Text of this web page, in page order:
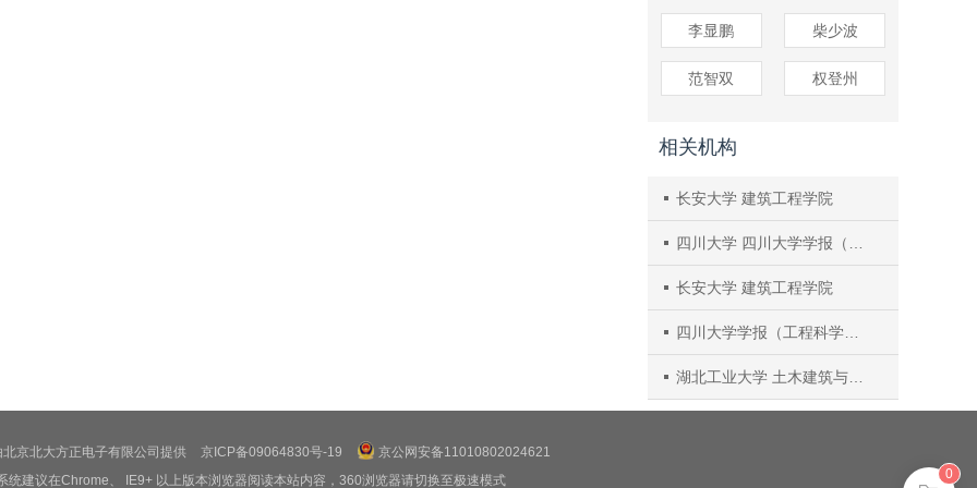
李显鹏 柴少波
范智双 权登州
相关机构
长安大学 建筑工程学院
四川大学 四川大学学报（工程科学版）编辑部
长安大学 建筑工程学院
四川大学学报（工程科学版）编辑部
湖北工业大学 土木建筑与环境学院
京北大方正电子有限公司提供 京ICP备09064830号-19
京公网安备11010802024621
统建议在Chrome、 IE9+ 以上版本浏览器阅读本站内容，360浏览器请切换至极速模式
0